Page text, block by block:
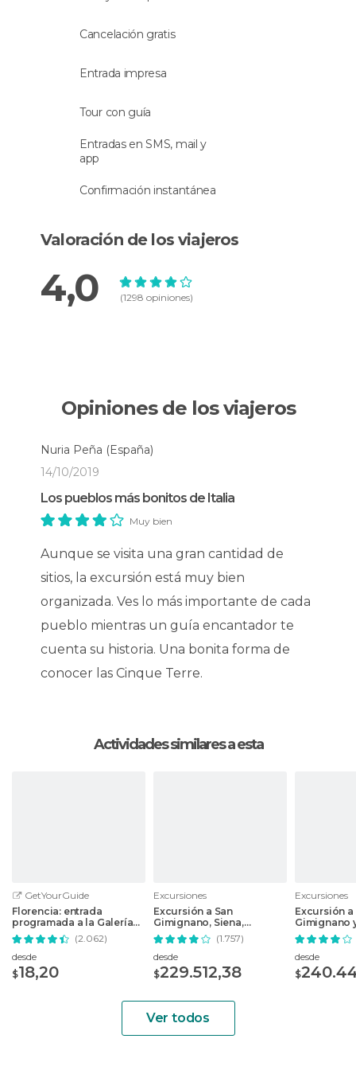
te esperará un vehículo en el que volverás a
visitando estos pueblos Patrimonio de la
Humanidad.
español e inglés
Puedes elegir la opción con almuerzo incluido.
Agua y vino
Opción vegetariana
Cancelación gratis
Entrada impresa
Tour con guía
Entradas en SMS, mail y
app
Confirmación instantánea
Valoración de los viajeros
4,0 (1298 opiniones)
Opiniones de los viajeros
Nuria Peña (España)
14/10/2019
Los pueblos más bonitos de Italia
Muy bien
Aunque se visita una gran cantidad de
sitios, la excursión está muy bien
organizada. Ves lo más importante de cada
pueblo mientras un guía encantador te
cuenta su historia. Una bonita forma de
conocer las Cinque Terre.
Actividades similares a esta
GetYourGuide
Florencia: entrada
programada a la Galería
Uffizi sin colas(2.062)
desde
$18,20
Excursiones
Excursión a San
Gimignano, Siena,
Monteriggioni y Chianti
desde Florencia
(1.757)
desde
$229.512,38
Excursiones
Excursión a
Gimignano
Florencia
desde
$
Ver todos